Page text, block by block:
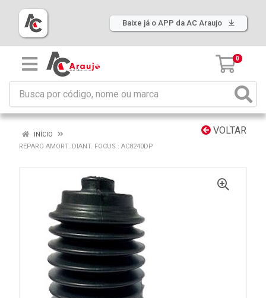
Baixe já o APP da AC Araujo
0
VOLTAR
INÍCIO
REPARO AMORT. DIANT. FOCUS : AC8240DP